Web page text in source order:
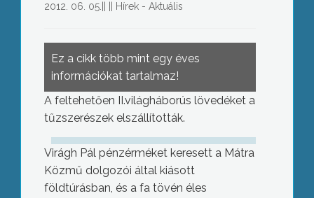
2012. 06. 05. Hírek - Aktuális
Ez a cikk több mint egy éves
információkat tartalmaz!
A feltehetően II.világháborús lövedéket a
tűzszerészek elszállították.
Virágh Pál pénzérméket keresett a Mátra
Közmű dolgozói által kiásott
földtúrásban, és a fa tövén éles